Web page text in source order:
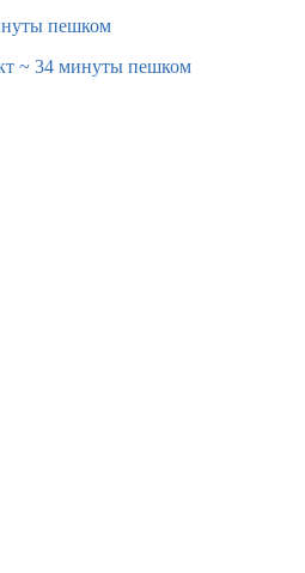
пешком
~ 34 минуты пешком